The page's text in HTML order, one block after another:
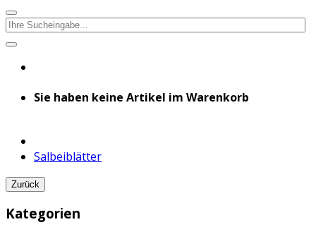
Sie haben keine Artikel im Warenkorb
Salbeiblätter
Zurück
Kategorien